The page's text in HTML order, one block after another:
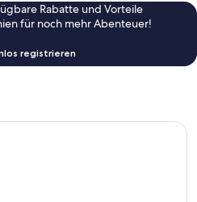
Rabatte und Vorteile
für noch mehr Abenteuer!
registrieren